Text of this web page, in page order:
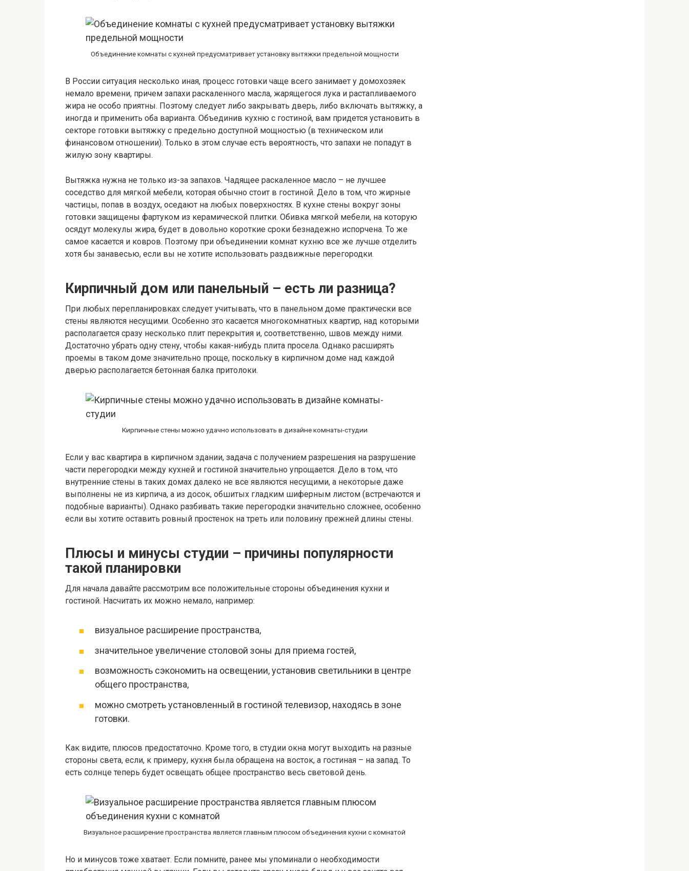
Объединение комнаты с кухней предусматривает установку вытяжки предельной мощности
В России ситуация несколько иная, процесс готовки чаще всего занимает у домохозяек
немало времени, причем запахи раскаленного масла, жарящегося лука и растапливаемого
жира не особо приятны. Поэтому следует либо закрывать дверь, либо включать вытяжку, а
иногда и применить оба варианта. Объединив кухню с гостиной, вам придется установить в
секторе готовки вытяжку с предельно доступной мощностью (в техническом или
финансовом отношении). Только в этом случае есть вероятность, что запахи не попадут в
жилую зону квартиры.
Вытяжка нужна не только из-за запахов. Чадящее раскаленное масло – не лучшее
соседство для мягкой мебели, которая обычно стоит в гостиной. Дело в том, что жирные
частицы, попав в воздух, оседают на любых поверхностях. В кухне стены вокруг зоны
готовки защищены фартуком из керамической плитки. Обивка мягкой мебели, на которую
осядут молекулы жира, будет в довольно короткие сроки безнадежно испорчена. То же
самое касается и ковров. Поэтому при объединении комнат кухню все же лучше отделить
хотя бы занавесью, если вы не хотите использовать раздвижные перегородки.
Кирпичный дом или панельный – есть ли разница?
При любых перепланировках следует учитывать, что в панельном доме практически все
стены являются несущими. Особенно это касается многокомнатных квартир, над которыми
располагается сразу несколько плит перекрытия и, соответственно, швов между ними.
Достаточно убрать одну стену, чтобы какая-нибудь плита просела. Однако расширять
проемы в таком доме значительно проще, поскольку в кирпичном доме над каждой
дверью располагается бетонная балка притолоки.
Кирпичные стены можно удачно использовать в дизайне комнаты-студии
Если у вас квартира в кирпичном здании, задача с получением разрешения на разрушение
части перегородки между кухней и гостиной значительно упрощается. Дело в том, что
внутренние стены в таких домах далеко не все являются несущими, а некоторые даже
выполнены не из кирпича, а из досок, обшитых гладким шиферным листом (встречаются и
подобные варианты). Однако разбивать такие перегородки значительно сложнее, особенно
если вы хотите оставить ровный простенок на треть или половину прежней длины стены.
Плюсы и минусы студии – причины популярности
такой планировки
Для начала давайте рассмотрим все положительные стороны объединения кухни и
гостиной. Насчитать их можно немало, например:
визуальное расширение пространства,
значительное увеличение столовой зоны для приема гостей,
возможность сэкономить на освещении, установив светильники в центре
общего пространства,
можно смотреть установленный в гостиной телевизор, находясь в зоне
готовки.
Как видите, плюсов предостаточно. Кроме того, в студии окна могут выходить на разные
стороны света, если, к примеру, кухня была обращена на восток, а гостиная – на запад. То
есть солнце теперь будет освещать общее пространство весь световой день.
Визуальное расширение пространства является главным плюсом объединения кухни с комнатой
Но и минусов тоже хватает. Если помните, ранее мы упоминали о необходимости